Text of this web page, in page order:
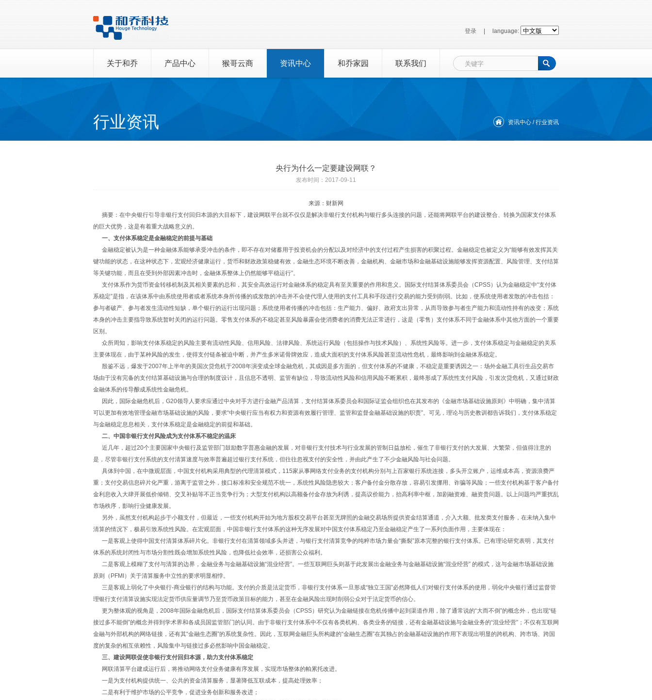
登录 language:
关于和乔 产品中心 猴哥云商 资讯中心 和乔家园 联系我们
行业资讯 资讯中心 / 行业资讯
央行为什么一定要建设网联？
发布时间：2017-09-11
来源：财新网
摘要：在中央银行引导非银行支付回归本源的大目标下，建设网联平台就不仅仅是解决非银行支付机构与银行多头连接的问题，还能将网联平台的建设整合、转换为国家支付体系
的巨大优势，这是有着重大战略意义的。
一、支付体系稳定是金融稳定的前提与基础
金融稳定被认为是一种金融体系能够承受冲击的条件，即不存在对储蓄用于投资机会的分配以及对经济中的支付过程产生损害的积聚过程。金融稳定也被定义为“能够有效发挥其关
键功能的状态，在这种状态下，宏观经济健康运行，货币和财政政策稳健有效，金融生态环境不断改善，金融机构、金融市场和金融基础设施能够发挥资源配置、风险管理、支付结算
等关键功能，而且在受到外部因素冲击时，金融体系整体上仍然能够平稳运行”。
支付体系作为货币资金转移机制及其相关要素的总和，其安全高效运行对金融体系的稳定具有至关重要的作用和意义。国际支付结算体系委员会（CPSS）认为金融稳定中“支付体
系稳定”是指，在该体系中由系统使用者或者系统本身所传播的或发散的冲击并不会使代理人使用的支付工具和手段进行交易的能力受到削弱。比如，使系统使用者发散的冲击包括：
参与者破产、参与者发生流动性短缺，单个银行的运行出现问题；系统使用者传播的冲击包括：生产能力、偏好、政府支出异常，从而导致参与者生产能力和流动性持有的改变；系统
本身的冲击主要指导致系统暂时关闭的运行问题。零售支付体系的不稳定甚至风险暴露会使消费者的消费无法正常进行，这是（零售）支付体系不同于金融体系中其他方面的一个重要
区别。
众所周知，影响支付体系稳定的风险主要有流动性风险、信用风险、法律风险、系统运行风险（包括操作与技术风险）、系统性风险等。进一步，支付体系稳定与金融稳定的关系
主要体现在，由于某种风险的发生，使得支付链条被迫中断，并产生多米诺骨牌效应，造成大面积的支付体系风险甚至流动性危机，最终影响到金融体系稳定。
殷鉴不远，爆发于2007年上半年的美国次贷危机于2008年演变成全球金融危机，其成因是多方面的，但支付体系的不健康，不稳定是重要诱因之一：场外金融工具衍生品交易市
场由于没有完备的支付结算基础设施与合理的制度设计，且信息不透明、监管有缺位，导致流动性风险和信用风险不断累积，最终形成了系统性支付风险，引发次贷危机，又通过财政
金融体系的传导酿成系统性金融危机。
因此，国际金融危机后，G20领导人要求应通过中央对手方进行金融产品清算，支付结算体系委员会和国际证监会组织也在其发布的《金融市场基础设施原则》中明确，集中清算
可以更加有效地管理金融市场基础设施的风险，要求“中央银行应当有权力和资源有效履行管理、监管和监督金融基础设施的职责”。可见，理论与历史教训都告诉我们，支付体系稳定
与金融稳定息息相关，支付体系稳定是金融稳定的前提和基础。
二、中国非银行支付风险成为支付体系不稳定的温床
近几年，超过20个主要国家中央银行及监管部门鼓励数字普惠金融的发展，对非银行支付技术与行业发展的管制日益放松，催生了非银行支付的大发展、大繁荣，但值得注意的
是，尽管非银行支付系统的支付清算速度与效率普遍超过银行支付系统，但往往忽视支付的安全性，并由此产生了不少金融风险与社会问题。
具体到中国，在中微观层面，中国支付机构采用典型的代理清算模式，115家从事网络支付业务的支付机构分别与上百家银行系统连接，多头开立账户，运维成本高，资源浪费严
重；支付交易信息碎片化严重，游离于监管之外，接口标准和安全规范不统一，系统性风险隐患较大；客户备付金分散存放，容易引发挪用、诈骗等风险；一些支付机构基于客户备付
金利息收入大肆开展低价倾销、交叉补贴等不正当竞争行为；大型支付机构以高额备付金存放为利诱，提高议价能力，抬高利率中枢，加剧融资难、融资贵问题。以上问题均严重扰乱
市场秩序，影响行业健康发展。
另外，虽然支付机构起步于小额支付，但最近，一些支付机构开始为地方股权交易平台甚至无牌照的金融交易场所提供资金结算通道，介入大额、批发类支付服务，在未纳入集中
清算的情况下，极易引致系统性风险。在宏观层面，中国非银行支付体系的这种无序发展对中国支付体系稳定乃至金融稳定产生了一系列负面作用，主要体现在：
一是客观上使得中国支付清算体系碎片化。非银行支付在清算领域多头并进，与银行支付清算竞争的纯粹市场力量会“撕裂”原本完整的银行支付体系。已有理论研究表明，其支付
体系的系统封闭性与市场分割性既会增加系统性风险，也降低社会效率，还损害公众福利。
二是客观上模糊了支付与清算的边界，金融业务与金融基础设施“混业经营”。一些互联网巨头则基于此发展出金融业务与金融基础设施“混业经营” 的模式，这与金融市场基础设施
原则（PFMI）关于清算服务中立性的要求明显相悖。
三是客观上弱化了中央银行-商业银行的结构与功能。支付的介质是法定货币，非银行支付体系一旦形成“独立王国”必然降低人们对银行支付体系的使用，弱化中央银行通过监督管
理银行支付清算设施实现法定货币供应量调节乃至货币政策目标的能力，甚至在金融风险出现时削弱公众对于法定货币的信心。
更为整体观的视角是，2008年国际金融危机后，国际支付结算体系委员会（CPSS）研究认为金融链接在危机传播中起到渠道作用，除了通常说的“大而不倒”的概念外，也出现“链
接过多不能倒”的概念并得到学术界和各成员国监管部门的认同。由于非银行支付体系中不仅有各类机构、各类业务的链接，还有金融基础设施与金融业务的“混业经营”；不仅有互联网
金融与外部机构的网络链接，还有其“金融生态圈”的系统复杂性。因此，互联网金融巨头所构建的“金融生态圈”在其独占的金融基础设施的作用下表现出明显的跨机构、跨市场、跨国
度的复杂的相互依赖性，风险集中与链接过多必然影响中国金融稳定。
三、建设网联促使非银行支付回归本源，助力支付体系稳定
网联清算平台建成运行后，将推动网络支付业务健康有序发展，实现市场整体的帕累托改进。
一是为支付机构提供统一、公共的资金清算服务，显著降低互联成本，提高处理效率；
二是有利于维护市场的公平竞争，促进业务创新和服务改进；